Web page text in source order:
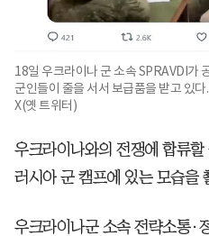
18일 우크라이나 군 소속 SPRAVDI가
군인들이 줄을 서서 보급품을 받고 있
X(옛 트위터)
우크라이나와의 전쟁에 합류할
러시아 군 캠프에 있는 모습을
우크라이나군 소속 전략소통·